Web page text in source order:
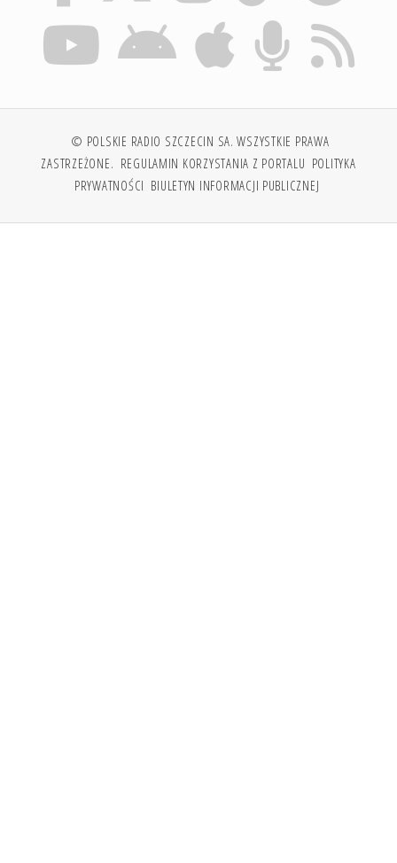
© POLSKIE RADIO SZCZECIN SA. WSZYSTKIE PRAWA
ZASTRZEŻONE. REGULAMIN KORZYSTANIA Z PORTALU POLITYKA
PRYWATNOŚCI BIULETYN INFORMACJI PUBLICZNEJ